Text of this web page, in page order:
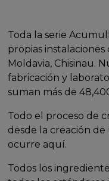
Toda la serie
propias
Moldavia, Chisinau.
fabricación y
suman más de
Todo el proceso de
desde la creación
ocurre aquí.
Todos los